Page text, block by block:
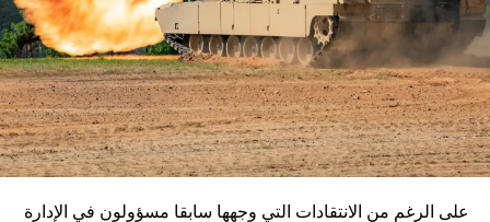
على الرغم من الانتقادات التي وجهها سابقا مسؤولون في الإدارة